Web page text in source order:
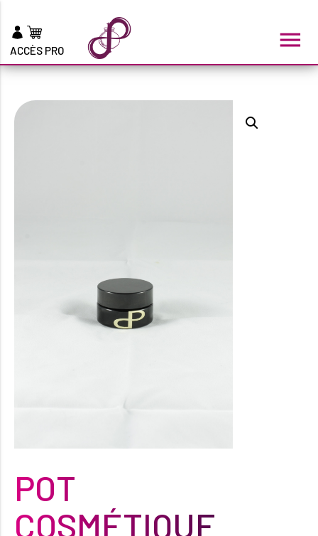
ACCÈS PRO menu
POT
COSMÉTIQUE